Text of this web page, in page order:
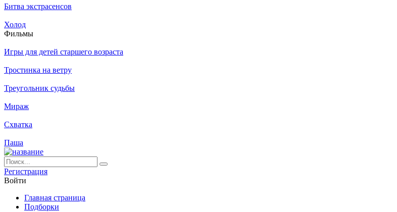
Битва экстрасенсов
Холод
Филь­мы
Игры для детей старшего возраста
Тростинка на ветру
Треугольник судьбы
Мираж
Схватка
Паша
Ре­ги­ст­ра­ция
Вой­ти
Глав­ная стра­ни­ца
Подборки